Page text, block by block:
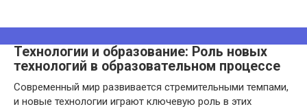
Технологии и образование: Роль новых
технологий в образовательном процессе
Современный мир развивается стремительными темпами,
и новые технологии играют ключевую роль в этих